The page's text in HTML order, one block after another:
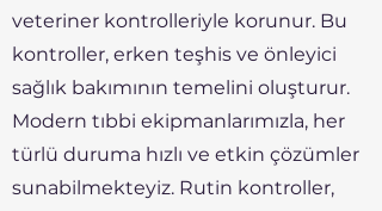
veteriner kontrolleriyle korunur. Bu
kontroller, erken teşhis ve önleyici
sağlık bakımının temelini oluşturur.
Modern tıbbi ekipmanlarımızla, her
türlü duruma hızlı ve etkin çözümler
sunabilmekteyiz. Rutin kontroller,